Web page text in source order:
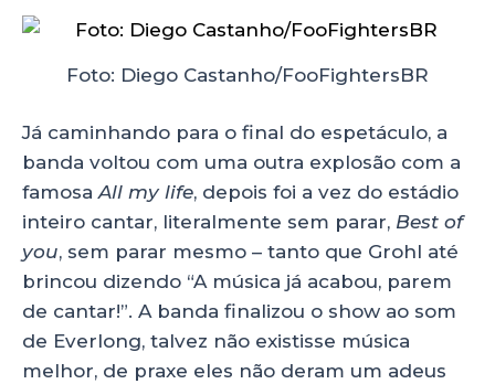
Foto: Diego Castanho/FooFightersBR
Já caminhando para o final do espetáculo, a
banda voltou com uma outra explosão com a
famosaAll my life, depois foi a vez do estádio
inteiro cantar, literalmente sem parar, Best of
you, sem parar mesmo – tanto que Grohl até
brincou dizendo “A música já acabou, parem
de cantar!”. A banda finalizou o show ao som
de Everlong, talvez não existisse música
melhor, de praxe eles não deram um adeus